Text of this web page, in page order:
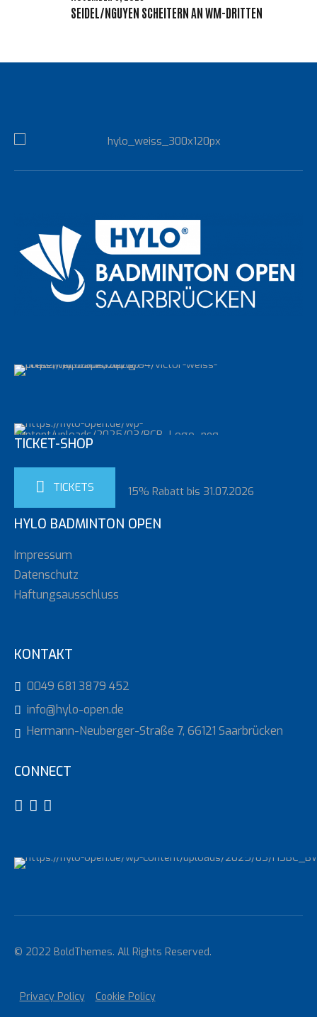
SEIDEL/NGUYEN SCHEITERN AN WM-DRITTEN
TICKET-SHOP
TICKETS 15% Rabatt bis 31.07.2026
HYLO BADMINTON OPEN
Impressum
Datenschutz
Haftungsausschluss
KONTAKT
0049 681 3879 452
info@hylo-open.de
Hermann-Neuberger-Straße 7, 66121 Saarbrücken
CONNECT
© 2022 BoldThemes. All Rights Reserved.
Privacy Policy Cookie Policy